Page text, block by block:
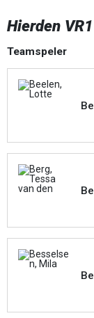
Hierden VR1
Teamspeler